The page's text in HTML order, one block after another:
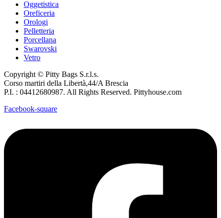
Oggetistica
Oreficeria
Orologi
Pelletteria
Porcellana
Swarovski
Vetro
Copyright © Pitty Bags S.r.l.s.
Corso martiri della Libertà,44/A Brescia
P.I. : 04412680987. All Rights Reserved. Pittyhouse.com
Facebook-square